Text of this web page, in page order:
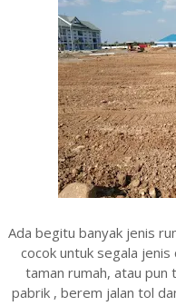
Ada begitu banyak jenis
cocok untuk segala jenis
taman rumah, atau pun
pabrik , berem jalan tol